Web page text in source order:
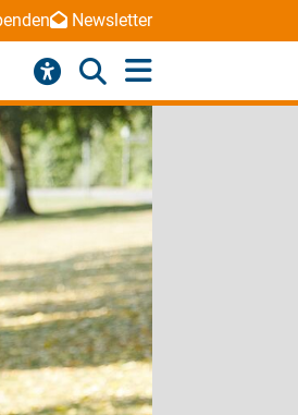
Newsletter